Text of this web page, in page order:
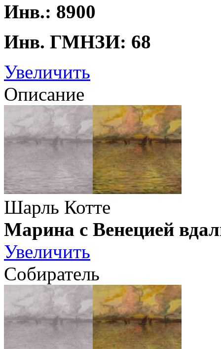
Инв.: 8900
Инв. ГМНЗИ: 68
Увеличить
Описание
Шарль Котте
Марина с Венецией
Увеличить
Собиратель